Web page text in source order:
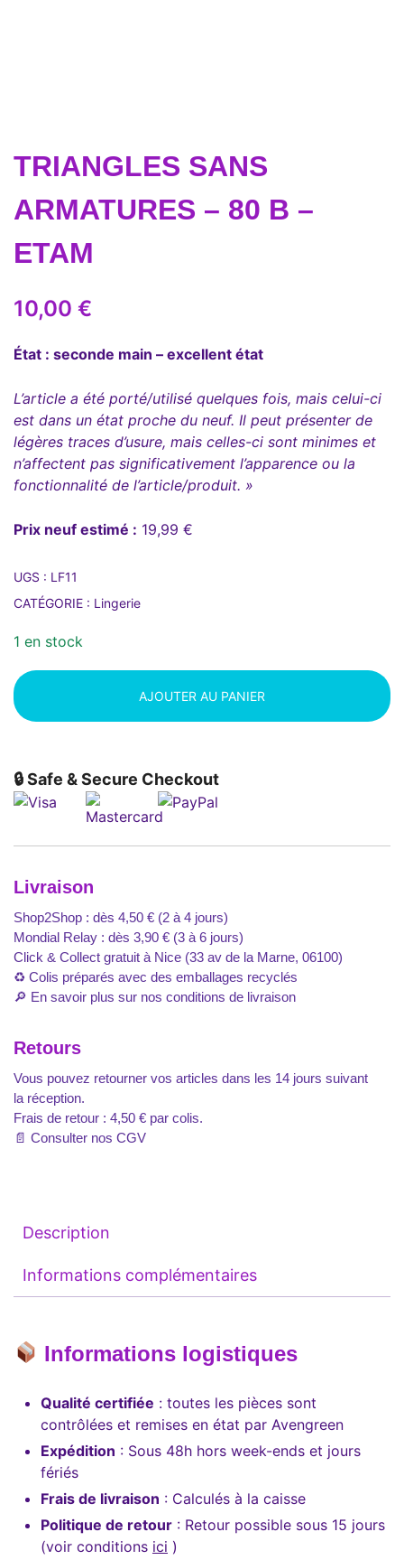
TRIANGLES SANS
ARMATURES – 80 B –
ETAM
10,00 €
État : seconde main – excellent état
L’article a été porté/utilisé quelques fois, mais celui-ci
est dans un état proche du neuf. Il peut présenter de
légères traces d’usure, mais celles-ci sont minimes et
n’affectent pas significativement l’apparence ou la
fonctionnalité de l’article/produit. »
Prix neuf estimé : 19,99 €
UGS : LF11
CATÉGORIE : Lingerie
1 en stock
AJOUTER AU PANIER
🔒 Safe & Secure Checkout
Livraison
Shop2Shop : dès 4,50 € (2 à 4 jours)
Mondial Relay : dès 3,90 € (3 à 6 jours)
Click & Collect gratuit à Nice (33 av de la Marne, 06100)
♻️ Colis préparés avec des emballages recyclés
🔎 En savoir plus sur nos conditions de livraison
Retours
Vous pouvez retourner vos articles dans les 14 jours suivant
la réception.
Frais de retour : 4,50 € par colis.
📄 Consulter nos CGV
Description
Informations complémentaires
Informations logistiques
Qualité certifiée : toutes les pièces sont
contrôlées et remises en état par Avengreen
Expédition : Sous 48h hors week-ends et jours
fériés
Frais de livraison : Calculés à la caisse
Politique de retour : Retour possible sous 15 jours
(voir conditions ici )